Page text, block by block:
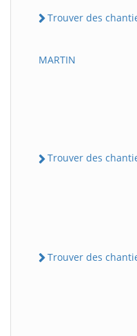
Trouver des
MARTIN
Trouver des
Trouver des